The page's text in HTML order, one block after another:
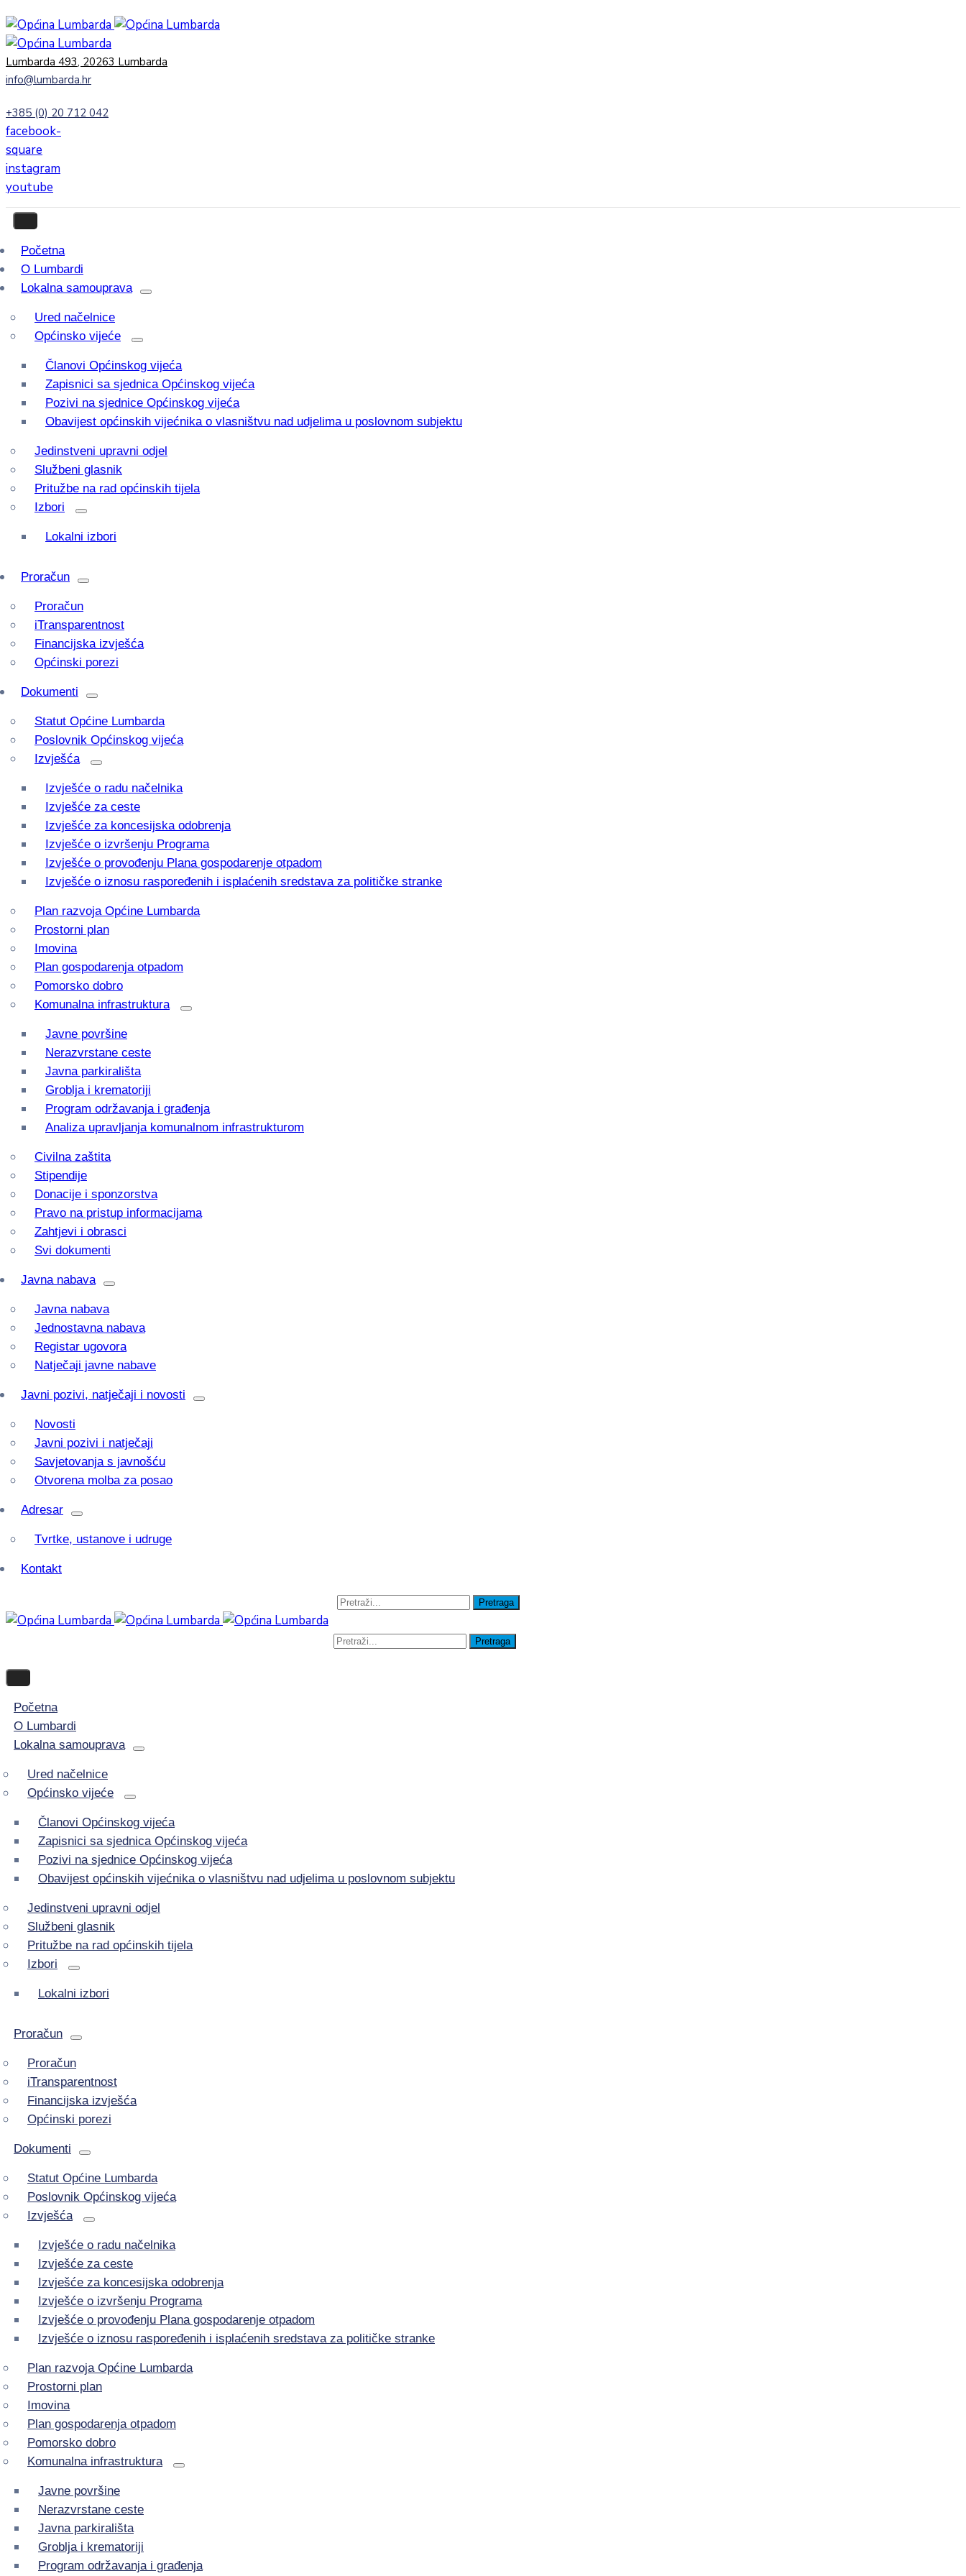
Lumbarda 493, 20263 Lumbarda
info@lumbarda.hr
+385 (0) 20 712 042
facebook-
square
instagram
youtube
Početna
O Lumbardi
Lokalna samouprava
Ured načelnice
Općinsko vijeće
Članovi Općinskog vijeća
Zapisnici sa sjednica Općinskog vijeća
Pozivi na sjednice Općinskog vijeća
Obavijest općinskih vijećnika o vlasništvu nad udjelima u poslovnom subjektu
Jedinstveni upravni odjel
Službeni glasnik
Pritužbe na rad općinskih tijela
Izbori
Lokalni izbori
Proračun
Proračun
iTransparentnost
Financijska izvješća
Općinski porezi
Dokumenti
Statut Općine Lumbarda
Poslovnik Općinskog vijeća
Izvješća
Izvješće o radu načelnika
Izvješće za ceste
Izvješće za koncesijska odobrenja
Izvješće o izvršenju Programa
Izvješće o provođenju Plana gospodarenje otpadom
Izvješće o iznosu raspoređenih i isplaćenih sredstava za političke stranke
Plan razvoja Općine Lumbarda
Prostorni plan
Imovina
Plan gospodarenja otpadom
Pomorsko dobro
Komunalna infrastruktura
Javne površine
Nerazvrstane ceste
Javna parkirališta
Groblja i krematoriji
Program održavanja i građenja
Analiza upravljanja komunalnom infrastrukturom
Civilna zaštita
Stipendije
Donacije i sponzorstva
Pravo na pristup informacijama
Zahtjevi i obrasci
Svi dokumenti
Javna nabava
Javna nabava
Jednostavna nabava
Registar ugovora
Natječaji javne nabave
Javni pozivi, natječaji i novosti
Novosti
Javni pozivi i natječaji
Savjetovanja s javnošću
Otvorena molba za posao
Adresar
Tvrtke, ustanove i udruge
Kontakt
Početna
O Lumbardi
Lokalna samouprava
Ured načelnice
Općinsko vijeće
Članovi Općinskog vijeća
Zapisnici sa sjednica Općinskog vijeća
Pozivi na sjednice Općinskog vijeća
Obavijest općinskih vijećnika o vlasništvu nad udjelima u poslovnom subjektu
Jedinstveni upravni odjel
Službeni glasnik
Pritužbe na rad općinskih tijela
Izbori
Lokalni izbori
Proračun
Proračun
iTransparentnost
Financijska izvješća
Općinski porezi
Dokumenti
Statut Općine Lumbarda
Poslovnik Općinskog vijeća
Izvješća
Izvješće o radu načelnika
Izvješće za ceste
Izvješće za koncesijska odobrenja
Izvješće o izvršenju Programa
Izvješće o provođenju Plana gospodarenje otpadom
Izvješće o iznosu raspoređenih i isplaćenih sredstava za političke stranke
Plan razvoja Općine Lumbarda
Prostorni plan
Imovina
Plan gospodarenja otpadom
Pomorsko dobro
Komunalna infrastruktura
Javne površine
Nerazvrstane ceste
Javna parkirališta
Groblja i krematoriji
Program održavanja i građenja